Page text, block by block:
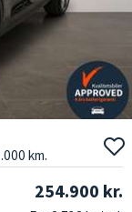
km.
254.900 kr.